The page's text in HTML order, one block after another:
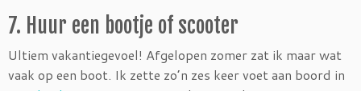
7. Huur een bootje of scooter
Ultiem vakantiegevoel! Afgelopen zomer zat ik maar wat
vaak op een boot. Ik zette zo’n zes keer voet aan boord in